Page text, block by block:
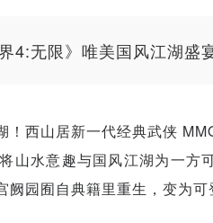
4:无限》唯美国风江湖盛
！西山居新一代经典武侠
山水意趣与国风江湖为一方
园囿自典籍里重生，变为可